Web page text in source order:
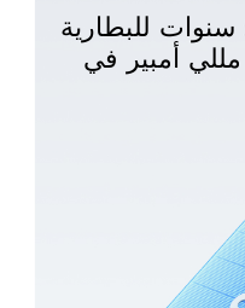
تدوم البطارية لمدة 5 سنوات للبطارية
الكبيرة بسعة 6000 مللي أمبير في